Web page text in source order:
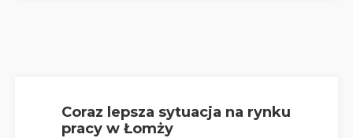
Coraz lepsza sytuacja na rynku
pracy w Łomży